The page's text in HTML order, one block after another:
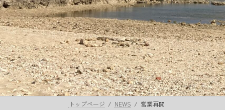
トップページ NEWS 営業再開